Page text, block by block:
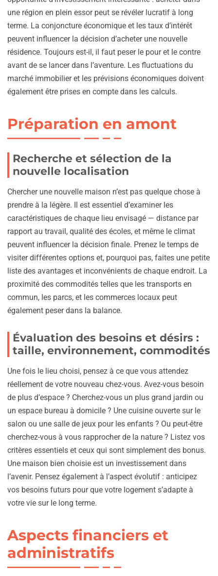
une région en plein essor peut se révéler lucratif à long
terme. La conjoncture économique et les taux d’intérêt
peuvent influencer la décision d’acheter une nouvelle
résidence. Toujours est-il, il faut peser le pour et le contre
avant de se lancer dans l’aventure. Les fluctuations du
marché immobilier et les prévisions économiques doivent
également être prises en compte dans les calculs.
Préparation en amont
Recherche et sélection de la
nouvelle localisation
Chercher une nouvelle maison n’est pas quelque chose à
prendre à la légère. Il est essentiel d’examiner les
caractéristiques de chaque lieu envisagé — distance par
rapport au travail, qualité des écoles, et même le climat
peuvent influencer la décision finale. Prenez le temps de
visiter différentes options et, pourquoi pas, faites une petite
liste des avantages et inconvénients de chaque endroit. La
proximité des commodités telles que les transports en
commun, les parcs, et les commerces locaux peut
également peser dans la balance.
Évaluation des besoins et désirs :
taille, environnement, commodités
Une fois le lieu choisi, pensez à ce que vous attendez
réellement de votre nouveau chez-vous. Avez-vous besoin
de plus d’espace ? Cherchez-vous un plus grand jardin ou
un espace bureau à domicile ? Une cuisine ouverte sur le
salon ou une salle de jeux pour les enfants ? Ou peut-être
cherchez-vous à vous rapprocher de la nature ? Listez vos
critères essentiels et ceux qui sont simplement des bonus.
Une maison bien choisie est un investissement dans
l’avenir. Pensez également à l’aspect évolutif : anticipez
vos besoins futurs pour que votre logement s’adapte à
votre vie sur le long terme.
Aspects financiers et
administratifs